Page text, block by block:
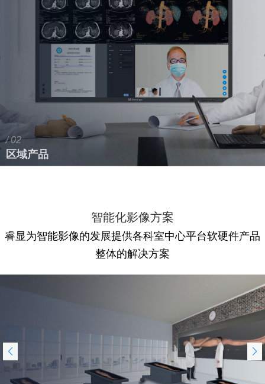
/ 02
区域产品
智能化影像方案
睿显为智能影像的发展提供各科室中心平台软硬件产品
整体的解决方案